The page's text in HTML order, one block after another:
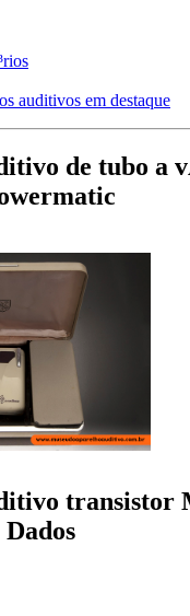
auditivos em destaque
de tubo a
transistor